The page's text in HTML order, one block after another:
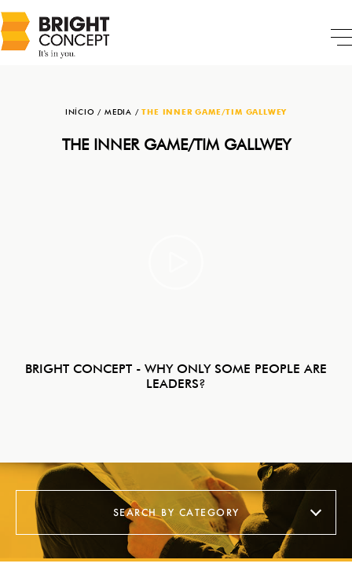
INÍCIO / MEDIA /THE INNER GAME/TIM GALLWEY
THE INNER GAME/TIM GALLWEY
BRIGHT CONCEPT - WHY ONLY SOME PEOPLE ARE
LEADERS?
SEARCH BY CATEGORY